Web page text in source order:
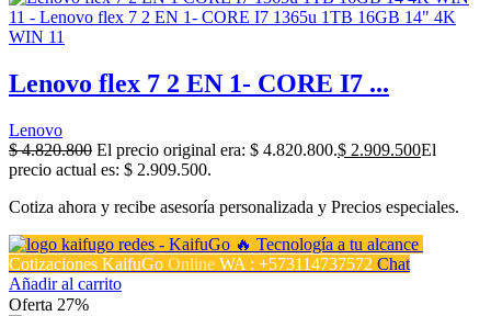
Lenovo flex 7 2 EN 1- CORE I7 ...
Lenovo
$4.820.800 El precio original era: $ 4.820.800.$ 2.909.500El
precio actual es: $ 2.909.500.
Cotiza ahora y recibe asesoría personalizada y Precios especiales.
Cotizaciones KaifuGo Online WA : +573114737572 Chat
Añadir al carrito
Oferta 27%